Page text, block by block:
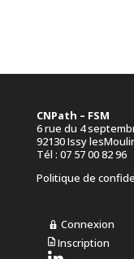
CNPath – FSM
6 rue du 4
92130 Issy
Tél : 07 57 00 82 96
Politique de
Connexion
Inscription